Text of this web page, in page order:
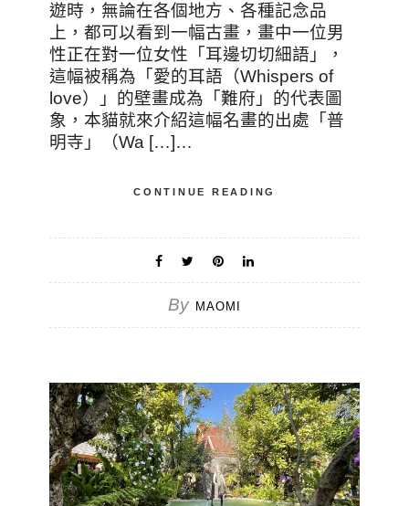
遊時，無論在各個地方、各種記念品
上，都可以看到一幅古畫，畫中一位男
性正在對一位女性「耳邊切切細語」，
這幅被稱為「愛的耳語（Whispers of
love）」的壁畫成為「難府」的代表圖
象，本貓就來介紹這幅名畫的出處「普
明寺」（Wa […]…
CONTINUE READING
By MAOMI